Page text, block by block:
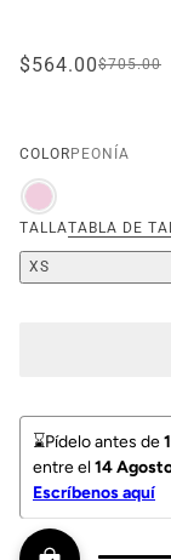
$564.00$705.00
COLORPEONÍA
TALLATABLA DE
XS
⌛️Pídelo antes de
entre el 14
Escríbenos aquí